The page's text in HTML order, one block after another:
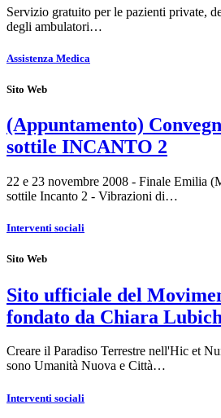
Servizio gratuito per le pazienti private,
degli ambulatori…
Assistenza Medica
Sito Web
(Appuntamento)
sottile INCANTO 2
22 e 23 novembre 2008 - Finale Emilia
sottile Incanto 2 - Vibrazioni di…
Interventi sociali
Sito Web
Sito ufficiale del
fondato da Chiara
Creare il Paradiso Terrestre nell'Hic et
sono Umanità Nuova e Città…
Interventi sociali